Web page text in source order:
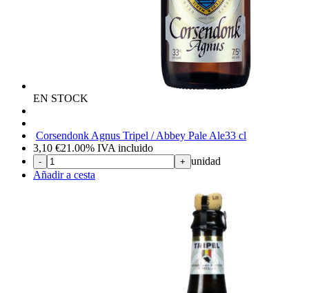
EN STOCK
Corsendonk Agnus Tripel / Abbey Pale Ale33 cl
3,10 €21.00% IVA incluido
- + unidad
Añadir a cesta